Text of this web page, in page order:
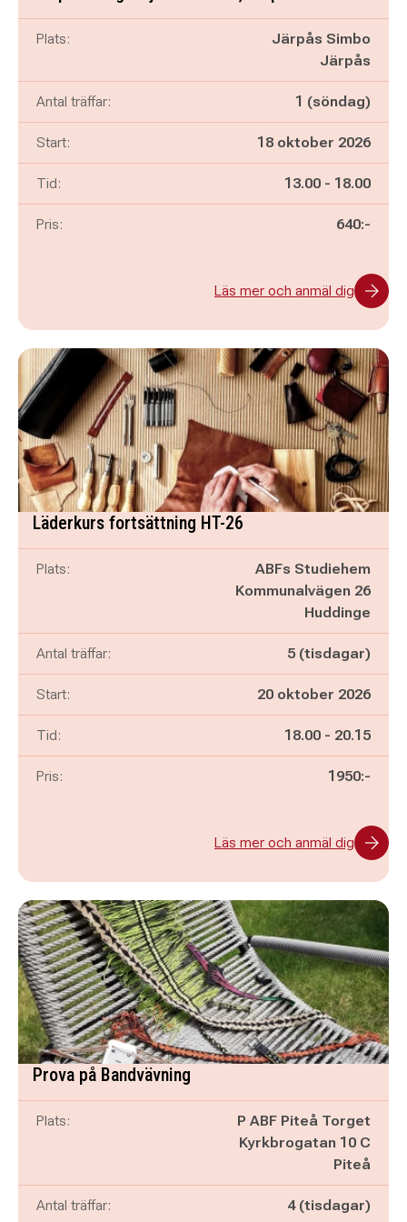
Plats:
Järpås Simbo
Järpås
Antal träffar: 1 (söndag)
Start: 18 oktober 2026
Tid: Pågår mellan
13.00 - och
18.00
Pris: 640:-
Läs mer och anmäl dig
Läderkurs fortsättning HT-26
Plats:
ABFs Studiehem
Kommunalvägen 26
Huddinge
Antal träffar: 5 (tisdagar)
Start: 20 oktober 2026
Tid: Pågår mellan
18.00 - och
20.15
Pris: 1950:-
Läs mer och anmäl dig
Prova på Bandvävning
Plats:
P ABF Piteå Torget
Kyrkbrogatan 10 C
Piteå
Antal träffar: 4 (tisdagar)